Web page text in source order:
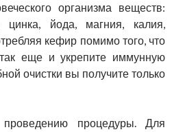
организма веществ:
йода, магния, калия,
кефир помимо того, что
еще и укрепите иммунную
очистки вы получите только
процедуры. Для